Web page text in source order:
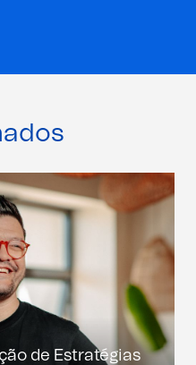
de Estratégias